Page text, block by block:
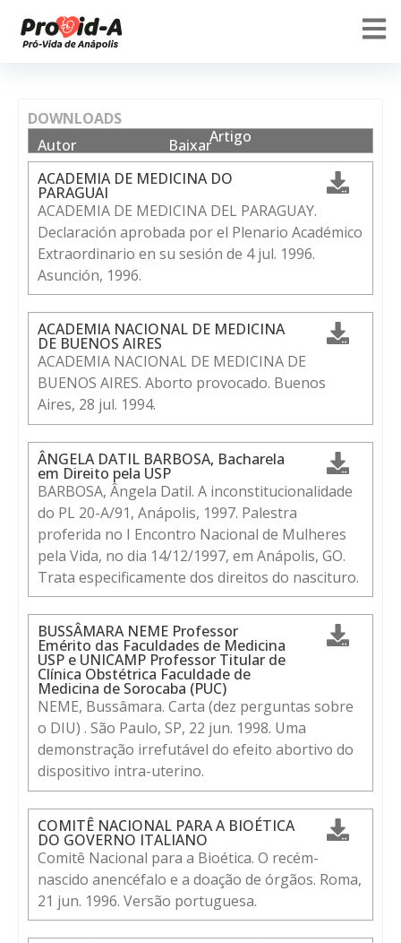
DOWNLOADS
Autor
Artigo
Baixar
ACADEMIA DE MEDICINA DO
PARAGUAI
ACADEMIA DE MEDICINA DEL PARAGUAY.
Declaración aprobada por el Plenario Académico
Extraordinario en su sesión de 4 jul. 1996.
Asunción, 1996.
ACADEMIA NACIONAL DE MEDICINA
DE BUENOS AIRES
ACADEMIA NACIONAL DE MEDICINA DE
BUENOS AIRES. Aborto provocado. Buenos
Aires, 28 jul. 1994.
ÂNGELA DATIL BARBOSA, Bacharela
em Direito pela USP
BARBOSA, Ângela Datil. A inconstitucionalidade
do PL 20-A/91, Anápolis, 1997. Palestra
proferida no I Encontro Nacional de Mulheres
pela Vida, no dia 14/12/1997, em Anápolis, GO.
Trata especificamente dos direitos do nascituro.
BUSSÂMARA NEME Professor
Emérito das Faculdades de Medicina
USP e UNICAMP Professor Titular de
Clínica Obstétrica Faculdade de
Medicina de Sorocaba (PUC)
NEME, Bussâmara. Carta (dez perguntas sobre
o DIU) . São Paulo, SP, 22 jun. 1998. Uma
demonstração irrefutável do efeito abortivo do
dispositivo intra-uterino.
COMITÊ NACIONAL PARA A BIOÉTICA
DO GOVERNO ITALIANO
Comitê Nacional para a Bioética. O recém-
nascido anencéfalo e a doação de órgãos. Roma,
21 jun. 1996. Versão portuguesa.